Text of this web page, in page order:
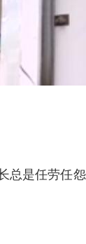
总是任劳任